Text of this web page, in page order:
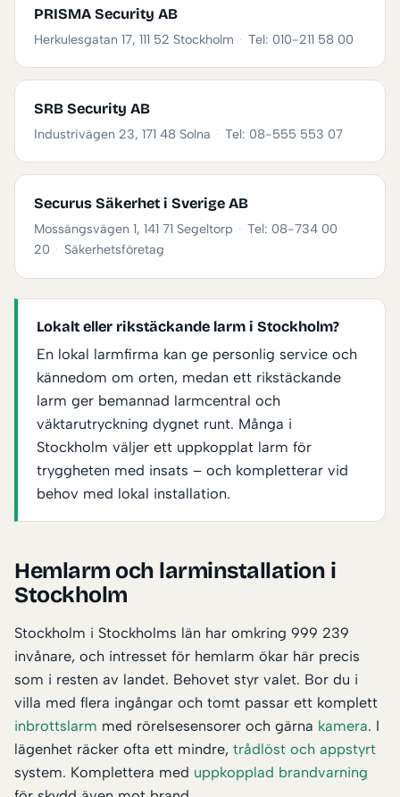
PRISMA Security AB
Herkulesgatan 17, 111 52 Stockholm · Tel: 010-211 58 00
SRB Security AB
Industrivägen 23, 171 48 Solna · Tel: 08-555 553 07
Securus Säkerhet i Sverige AB
Mossängsvägen 1, 141 71 Segeltorp · Tel: 08-734 00
20 · Säkerhetsföretag
Lokalt eller rikstäckande larm i Stockholm?
En lokal larmfirma kan ge personlig service och
kännedom om orten, medan ett rikstäckande
larm ger bemannad larmcentral och
väktarutryckning dygnet runt. Många i
Stockholm väljer ett uppkopplat larm för
tryggheten med insats – och kompletterar vid
behov med lokal installation.
Hemlarm och larminstallation i
Stockholm
Stockholm i Stockholms län har omkring 999 239
invånare, och intresset för hemlarm ökar här precis
som i resten av landet. Behovet styr valet. Bor du i
villa med flera ingångar och tomt passar ett komplett
inbrottslarm med rörelsesensorer och gärna kamera. I
lägenhet räcker ofta ett mindre, trådlöst och appstyrt
system. Komplettera med uppkopplad brandvarning